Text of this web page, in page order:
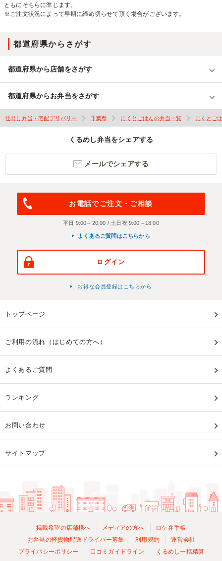
ともにそちらに準じます。
※ご注文状況によって早期に締め切らせて頂く場合がございます。
都道府県からさがす
都道府県から店舗をさがす
都道府県からお弁当をさがす
仕出し弁当・宅配デリバリー 千葉県 にくとごはんの弁当一覧 にくとご
くるめし弁当をシェアする
メールでシェアする
お電話でご注文・ご相談
平日 9:00～20:00 / 土日祝 9:00～18:00
よくあるご質問はこちらから
ログイン
お得な会員登録はこちらから
トップページ
ご利用の流れ（はじめての方へ）
よくあるご質問
ランキング
お問い合わせ
サイトマップ
掲載希望の店舗様へ メディアの方へ
ロケ弁手帳
お弁当の軽貨物配送ドライバー募集
利用規約
運営会社
プライバシーポリシー
口コミガイドライン くるめし一括精算